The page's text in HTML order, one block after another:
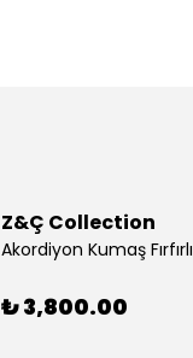
Z&Ç Collection
Akordiyon Kumaş
₺ 3,800.00